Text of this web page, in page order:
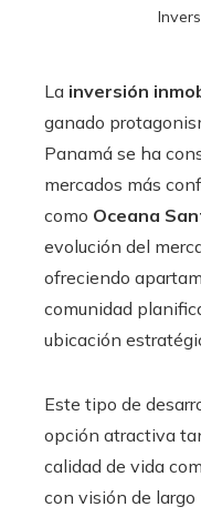
La inversión
ganado
Panamá se ha
mercados más
como Oceana
evolución del
ofreciendo
comunidad
ubicación
Este tipo de
opción atractiva
calidad de vida
con visión de largo